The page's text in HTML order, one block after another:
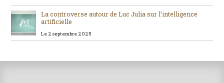
La controverse autour de Luc Julia sur l’intelligence
artificielle
Le 2 septembre 2025